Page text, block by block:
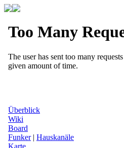
Überblick
Wiki
Board
Funker| Hauskanäle
Karte